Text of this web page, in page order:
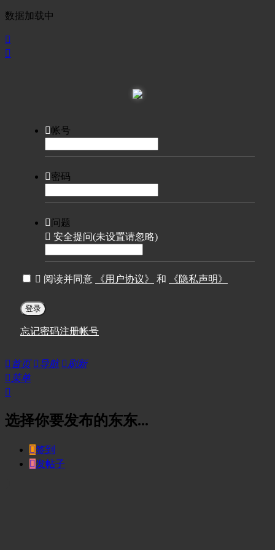
数据加载中


帐号
密码
问题
 安全提问(未设置请忽略)
 阅读并同意 《用户协议》 和 《隐私声明》
登录
忘记密码注册帐号
 首页 导航  刷新
菜单

选择你要发布的东东...
签到
发帖子